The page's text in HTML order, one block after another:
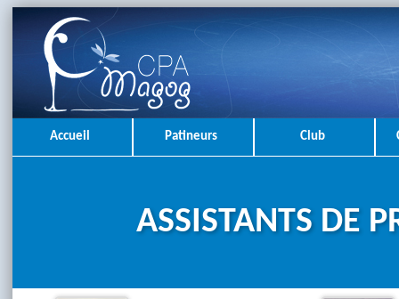
Accueil Patineurs Club
ASSISTANTS DE